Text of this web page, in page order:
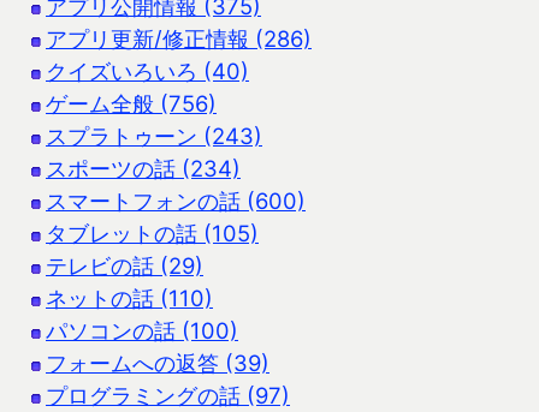
アプリ公開情報 (375)
アプリ更新/修正情報 (286)
クイズいろいろ (40)
ゲーム全般 (756)
スプラトゥーン (243)
スポーツの話 (234)
スマートフォンの話 (600)
タブレットの話 (105)
テレビの話 (29)
ネットの話 (110)
パソコンの話 (100)
フォームへの返答 (39)
プログラミングの話 (97)